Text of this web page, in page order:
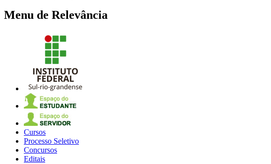
Menu de Relevância
Cursos
Processo Seletivo
Concursos
Editais